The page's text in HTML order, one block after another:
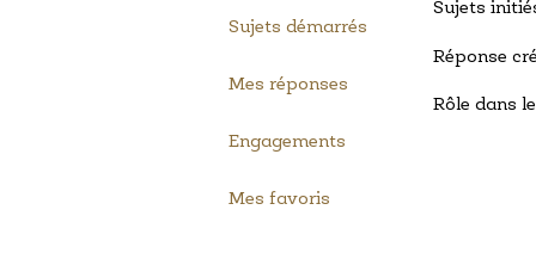
Sujets démarrés
Mes réponses
Engagements
Mes favoris
Sujets
Réponse
Rôle dans